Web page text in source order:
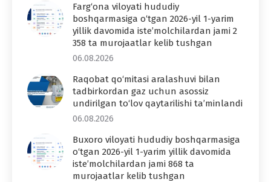
Farg‘ona viloyati hududiy
boshqarmasiga o‘tgan 2026-yil 1-yarim
yillik davomida iste’molchilardan jami 2
358 ta murojaatlar kelib tushgan
06.08.2026
Raqobat qo‘mitasi aralashuvi bilan
tadbirkordan gaz uchun asossiz
undirilgan to‘lov qaytarilishi ta’minlandi
06.08.2026
Buxoro viloyati hududiy boshqarmasiga
o‘tgan 2026-yil 1-yarim yillik davomida
iste’molchilardan jami 868 ta
murojaatlar kelib tushgan